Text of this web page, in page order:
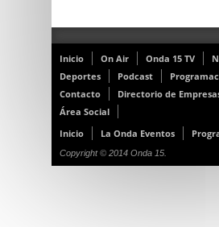
Inicio On Air Onda 15 TV
Deportes
Podcast
Contacto
Directorio de
Área Social
Inicio
La Onda Eventos
Copyright © 2014 Onda 15.